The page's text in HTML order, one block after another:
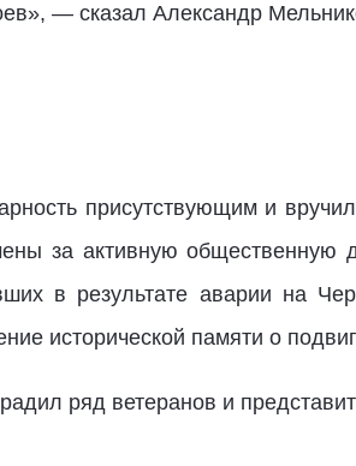
— сказал Александр
присутствующим и
за активную общественную
в результате аварии на
исторической памяти о
ряд ветеранов и